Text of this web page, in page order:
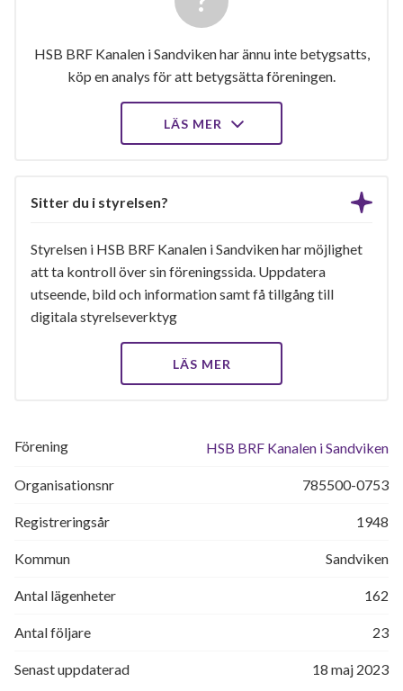
HSB BRF Kanalen i Sandviken har ännu inte betygsatts,
köp en analys för att betygsätta föreningen.
LÄS MER
Sitter du i styrelsen?
Styrelsen i HSB BRF Kanalen i Sandviken har möjlighet
att ta kontroll över sin föreningssida. Uppdatera
utseende, bild och information samt få tillgång till
digitala styrelseverktyg
LÄS MER
Förening HSB BRF Kanalen i Sandviken
Organisationsnr 785500-0753
Registreringsår 1948
Kommun Sandviken
Antal lägenheter 162
Antal följare 23
Senast uppdaterad 18 maj 2023